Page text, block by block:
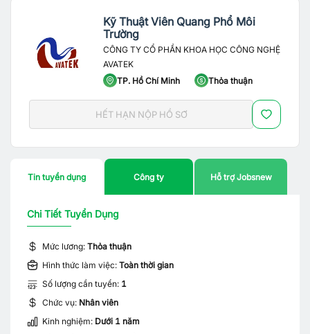
Kỹ Thuật Viên Quang Phổ Môi
Trường
CÔNG TY CỔ PHẦN KHOA HỌC CÔNG NGHỆ
AVATEK
TP. Hồ Chí Minh
Thỏa thuận
HẾT HẠN NỘP HỒ SƠ
Tin tuyển dụng Công ty Hỗ trợ Jobsnew
Chi Tiết Tuyển Dụng
Mức lương: Thỏa thuận
Hình thức làm việc: Toàn thời gian
Số lượng cần tuyển: 1
Chức vụ: Nhân viên
Kinh nghiệm: Dưới 1 năm